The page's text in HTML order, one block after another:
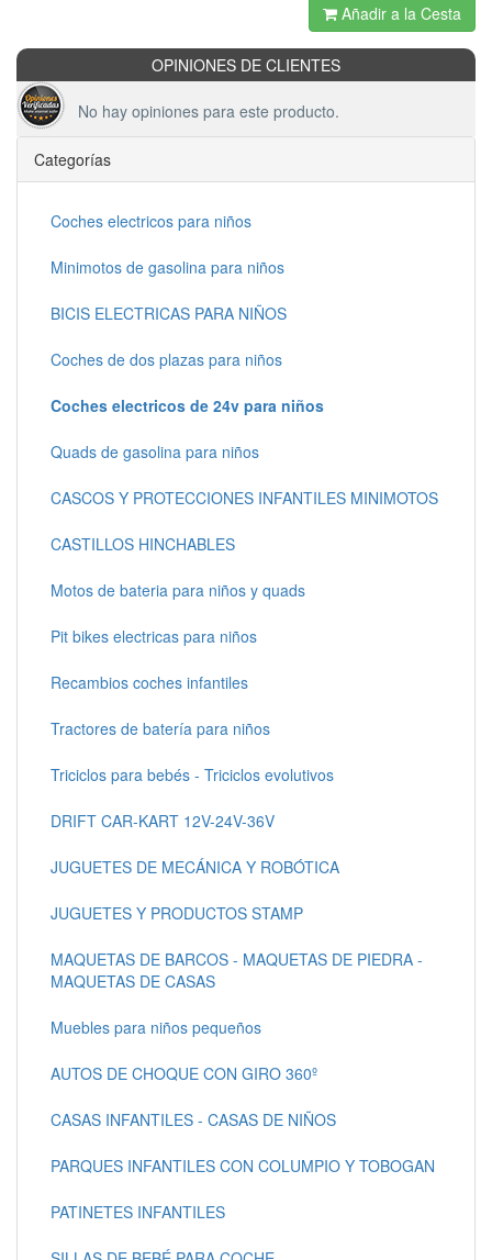
Añadir a la Cesta
OPINIONES DE CLIENTES
No hay opiniones para este producto.
Categorías
Coches electricos para niños
Minimotos de gasolina para niños
BICIS ELECTRICAS PARA NIÑOS
Coches de dos plazas para niños
Coches electricos de 24v para niños
Quads de gasolina para niños
CASCOS Y PROTECCIONES INFANTILES MINIMOTOS
CASTILLOS HINCHABLES
Motos de bateria para niños y quads
Pit bikes electricas para niños
Recambios coches infantiles
Tractores de batería para niños
Triciclos para bebés - Triciclos evolutivos
DRIFT CAR-KART 12V-24V-36V
JUGUETES DE MECÁNICA Y ROBÓTICA
JUGUETES Y PRODUCTOS STAMP
MAQUETAS DE BARCOS - MAQUETAS DE PIEDRA -
MAQUETAS DE CASAS
Muebles para niños pequeños
AUTOS DE CHOQUE CON GIRO 360º
CASAS INFANTILES - CASAS DE NIÑOS
PARQUES INFANTILES CON COLUMPIO Y TOBOGAN
PATINETES INFANTILES